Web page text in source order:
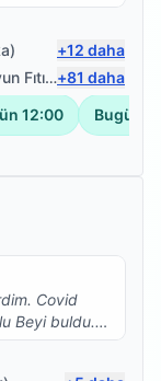
) +12 daha
Fıtığı ,Omuz Bağ
+81 daha
12:00 Bugün
Covid
Beyi buldu.
özen
her yerde